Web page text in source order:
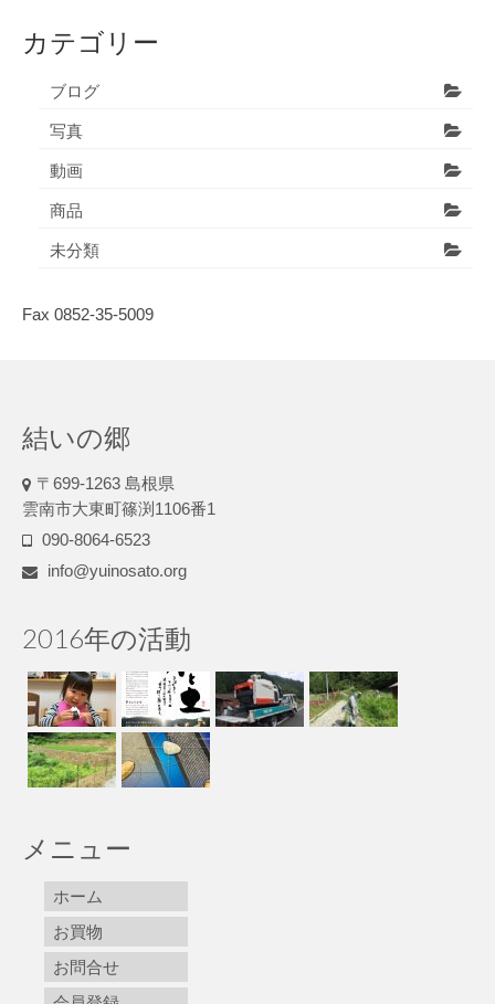
カテゴリー
ブログ
写真
動画
商品
未分類
Fax 0852-35-5009
結いの郷
〒699-1263 島根県
雲南市大東町篠渕1106番1
090-8064-6523
info@yuinosato.org
2016年の活動
メニュー
ホーム
お買物
お問合せ